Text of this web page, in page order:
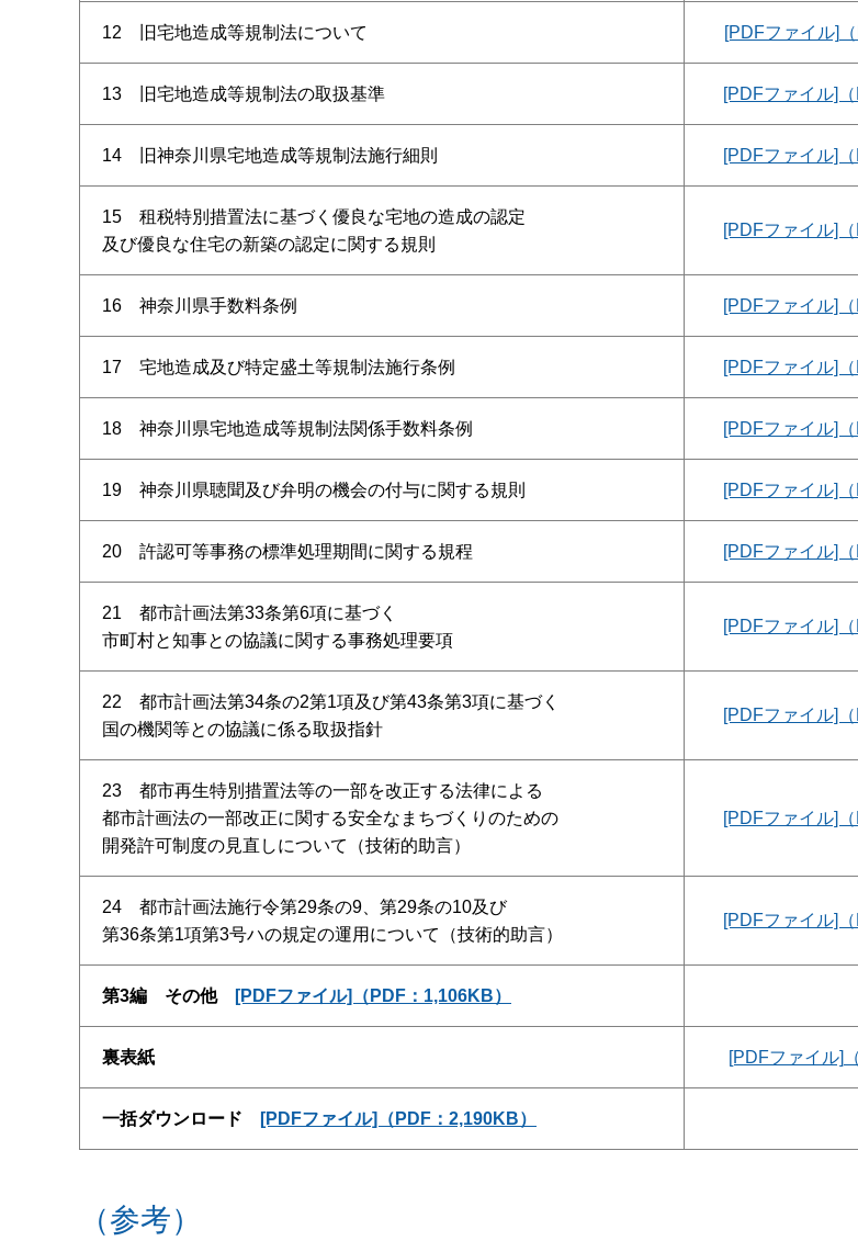
12 旧宅地造成等規制法について [PDFファイル]
13 旧宅地造成等規制法の取扱基準 [PDFファイル]
14 旧神奈川県宅地造成等規制法施行細則 [PDFファイル]
15 租税特別措置法に基づく優良な宅地の造成の認定
及び優良な住宅の新築の認定に関する規則
[PDFファイル]
16 神奈川県手数料条例 [PDFファイル]
17 宅地造成及び特定盛土等規制法施行条例 [PDFファイル]
18 神奈川県宅地造成等規制法関係手数料条例 [PDFファイル]
19 神奈川県聴聞及び弁明の機会の付与に関する規則 [PDFファイル]
20 許認可等事務の標準処理期間に関する規程 [PDFファイル]
21 都市計画法第33条第6項に基づく
市町村と知事との協議に関する事務処理要項
[PDFファイル]
22 都市計画法第34条の2第1項及び第43条第3項に基づく
国の機関等との協議に係る取扱指針
[PDFファイル]
23 都市再生特別措置法等の一部を改正する法律による
都市計画法の一部改正に関する安全なまちづくりのための
開発許可制度の見直しについて（技術的助言）
[PDFファイル]
24 都市計画法施行令第29条の9、第29条の10及び
第36条第1項第3号ハの規定の運用について（技術的助言）
[PDFファイル]
第3編 その他 [PDFファイル]（PDF：1,106KB）
裏表紙 [PDFファイル]
一括ダウンロード [PDFファイル]（PDF：2,190KB）
（参考）